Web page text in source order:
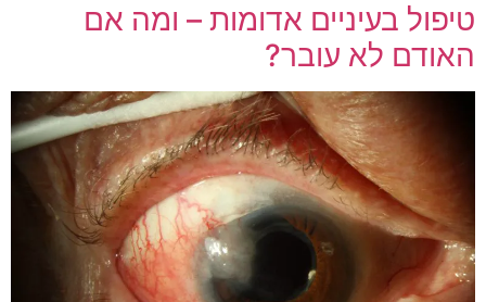
טיפול בעיניים אדומות – ומה אם
האודם לא עובר?